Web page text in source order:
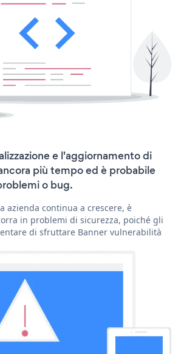
e l'aggiornamento di
più tempo ed è probabile
o bug.
azienda continua a crescere, è
in problemi di sicurezza, poiché gli
di sfruttare Banner vulnerabilità